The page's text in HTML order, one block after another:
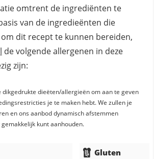
omtrent de ingrediënten te
van de ingredieënten die
dit recept te kunnen bereiden,
de volgende allergenen in deze
zijn:
dikgedrukte dieëten/allergieën om aan te geven
je te maken hebt. We zullen je
en ons aanbod dynamisch afstemmen
kunt aanhouden.
Gluten